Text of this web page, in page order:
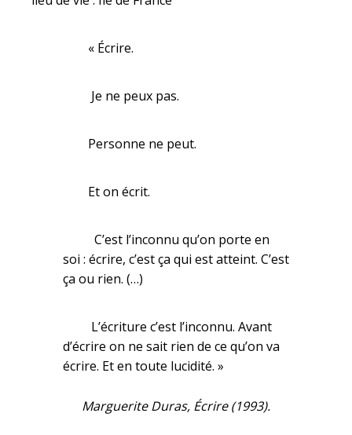
« Écrire.
Je ne peux pas.
Personne ne peut.
Et on écrit.
C’est l’inconnu qu’on porte en
soi : écrire, c’est ça qui est atteint. C’est
ça ou rien. (…)
L’écriture c’est l’inconnu. Avant
d’écrire on ne sait rien de ce qu’on va
écrire. Et en toute lucidité. »
Marguerite Duras, Écrire(1993).